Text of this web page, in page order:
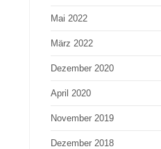
Mai 2022
März 2022
Dezember 2020
April 2020
November 2019
Dezember 2018